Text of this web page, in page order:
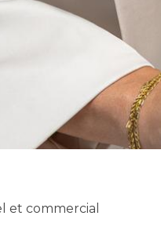
et commercial